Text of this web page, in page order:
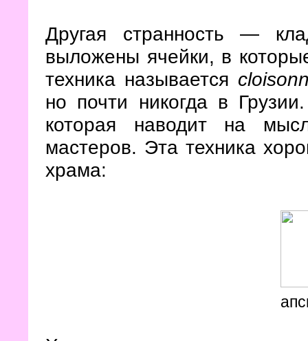
Другая странность —
выложены ячейки, в
техника называется
но почти никогда в
которая наводит на
мастеров. Эта техника
храма: